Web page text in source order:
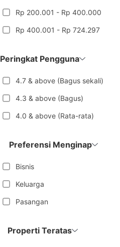
Rp 200.001 - Rp 400.000
Rp 400.001 - Rp 724.297
Peringkat Pengguna
4.7 & above (Bagus sekali)
4.3 & above (Bagus)
4.0 & above (Rata-rata)
Preferensi Menginap
Bisnis
Keluarga
Pasangan
Properti Teratas